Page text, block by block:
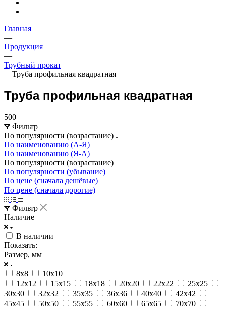
Главная
—
Продукция
—
Трубный прокат
—Труба профильная квадратная
Труба профильная квадратная
500
Фильтр
По популярности (возрастание)
По наименованию (А-Я)
По наименованию (Я-А)
По популярности (возрастание)
По популярности (убывание)
По цене (сначала дешёвые)
По цене (сначала дорогие)
Фильтр
Наличие
В наличии
Показать:
Размер, мм
8х8
10х10
12х12
15х15 18х18 20х20 22х22
25х25
30х30
32х32 35х35 36х36 40х40
42х42
45х45
50х50 55х55 60х60 65х65
70х70